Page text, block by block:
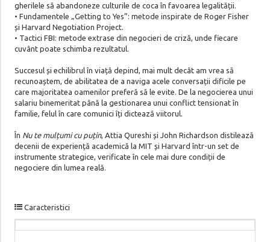
gherilele să abandoneze culturile de coca în favoarea legalității.
• Fundamentele „Getting to Yes”: metode inspirate de Roger Fisher
și Harvard Negotiation Project.
• Tactici FBI: metode extrase din negocieri de criză, unde fiecare
cuvânt poate schimba rezultatul.
Succesul și echilibrul în viață depind, mai mult decât am vrea să
recunoaștem, de abilitatea de a naviga acele conversații dificile pe
care majoritatea oamenilor preferă să le evite. De la negocierea unui
salariu binemeritat până la gestionarea unui conflict tensionat în
familie, felul în care comunici îți dictează viitorul.
În Nu te mulțumi cu puțin, Attia Qureshi și John Richardson distilează
decenii de experiență academică la MIT și Harvard într-un set de
instrumente strategice, verificate în cele mai dure condiții de
negociere din lumea reală.
Caracteristici